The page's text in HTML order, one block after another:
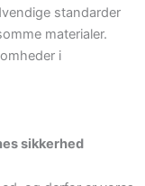
standarder
materialer.
i
sikkerhed